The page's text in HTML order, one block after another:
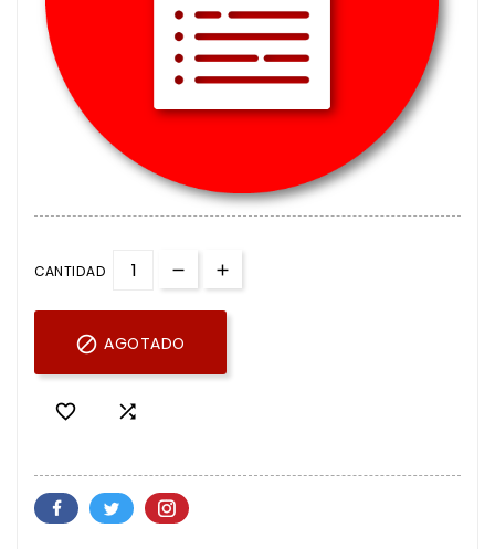
CANTIDAD
 AGOTADO
 